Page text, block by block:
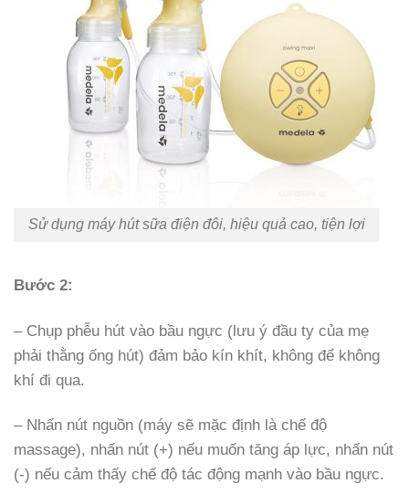
Sử dụng máy hút sữa điện đôi, hiệu quả cao, tiện lợi
Bước 2:
– Chụp phễu hút vào bầu ngực (lưu ý đầu ty của mẹ
phải thằng ống hút) đảm bảo kín khít, không để không
khí đi qua.
– Nhấn nút nguồn (máy sẽ mặc định là chế độ
massage), nhấn nút (+) nếu muốn tăng áp lực, nhấn nút
(-) nếu cảm thấy chế độ tác động mạnh vào bầu ngực.